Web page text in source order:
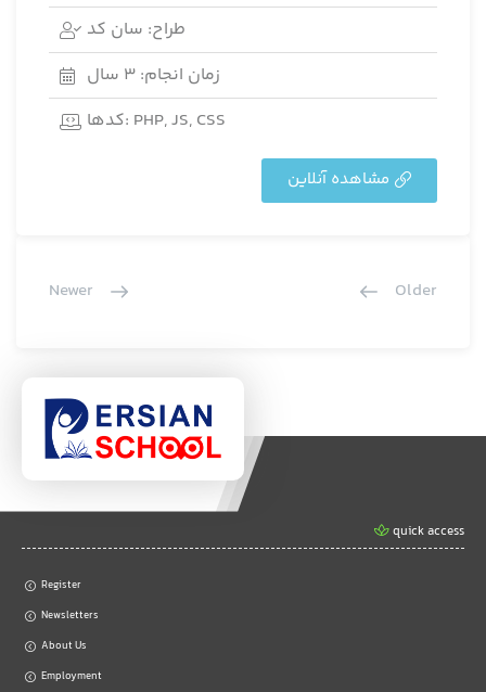
طراح: سان کد
زمان انجام: 3 سال
کدها: PHP, JS, CSS
مشاهده آنلاین
Newer Older
quick access
Register
Newsletters
About Us
Employment